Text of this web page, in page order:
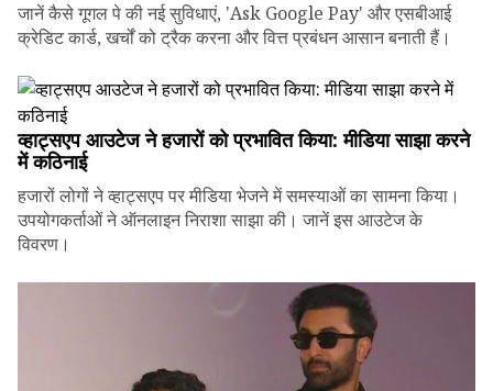
जानें कैसे गूगल पे की नई सुविधाएं, 'Ask Google Pay' और एसबीआई
क्रेडिट कार्ड, खर्चों को ट्रैक करना और वित्त प्रबंधन आसान बनाती हैं।
व्हाट्सएप आउटेज ने हजारों को प्रभावित किया: मीडिया साझा करने
में कठिनाई
हजारों लोगों ने व्हाट्सएप पर मीडिया भेजने में समस्याओं का सामना किया।
उपयोगकर्ताओं ने ऑनलाइन निराशा साझा की। जानें इस आउटेज के
विवरण।